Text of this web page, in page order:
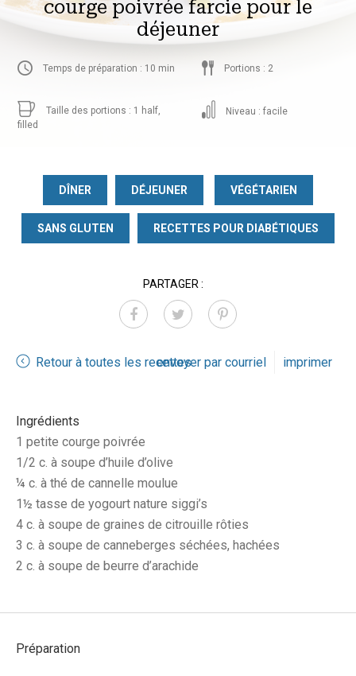
courge poivrée farcie pour le
déjeuner
Temps de préparation : 10 min Portions : 2
Taille des portions : 1 half,
filled
Niveau : facile
DÎNER DÉJEUNER VÉGÉTARIEN
SANS GLUTEN RECETTES POUR DIABÉTIQUES
Retour à toutes les recettes
PARTAGER :
envoyer par courriel imprimer
Ingrédients
1 petite courge poivrée
1/2 c. à soupe d’huile d’olive
¼ c. à thé de cannelle moulue
1½ tasse de yogourt nature siggi’s
4 c. à soupe de graines de citrouille rôties
3 c. à soupe de canneberges séchées, hachées
2 c. à soupe de beurre d’arachide
Préparation